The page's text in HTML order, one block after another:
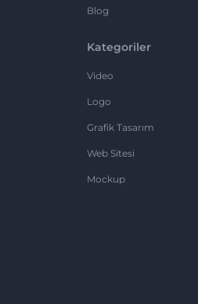
Blog
Kategoriler
Video
Logo
Grafik Tasarım
Web Sitesi
Mockup